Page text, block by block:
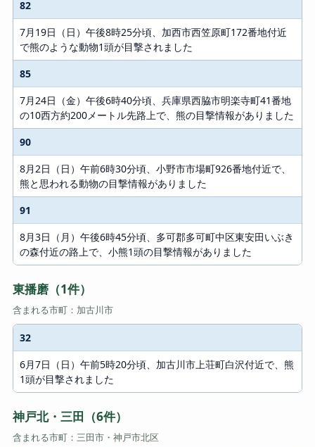
82
7月19日（日）午後8時25分頃、加西市西笠原町172番地付近
で熊のような動物1頭が目撃されました
85
7月24日（金）午後6時40分頃、兵庫県西脇市明楽寺町41番地
の10西方約200メートル先路上で、熊の目撃情報がありました
90
8月2日（日）午前6時30分頃、小野市市場町926番地付近で、
熊と思われる動物の目撃情報がありました
91
8月3日（月）午後6時45分頃、多可郡多可町中区東安田いぶき
の森付近の路上で、小熊1頭の目撃情報がありました
東播磨（1件）
含まれる市町：加古川市
#
内容
32
6月7日（日）午前5時20分頃、加古川市上荘町白沢付近で、熊
1頭が目撃されました
神戸北・三田（6件）
含まれる市町：三田市・神戸市北区